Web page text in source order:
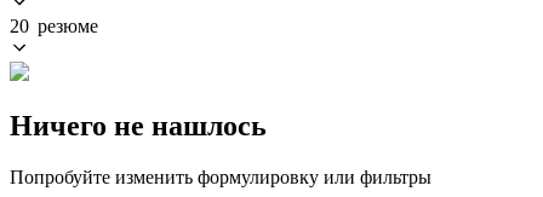
20 резюме
Ничего не нашлось
Попробуйте изменить формулировку или фильтры